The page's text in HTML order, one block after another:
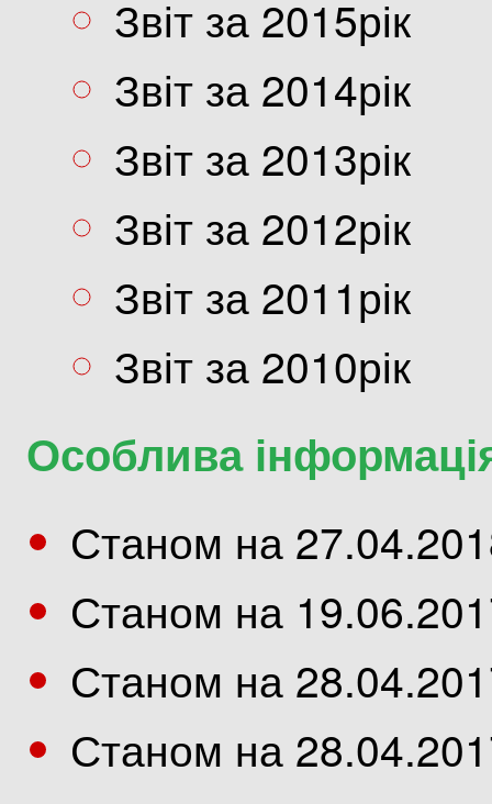
Звіт за 2015рік
Звіт за 2014рік
Звіт за 2013рік
Звіт за 2012рік
Звіт за 2011рік
Звіт за 2010рік
Особлива
Станом на
Станом на
Станом на
Станом на